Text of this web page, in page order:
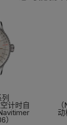
计时自
）
动